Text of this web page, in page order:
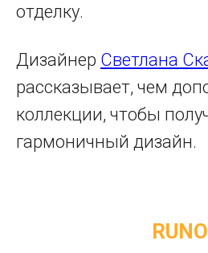
отделку.
Дизайнер Светлана
рассказывает, чем
коллекции, чтобы
гармоничный дизайн.
RUNO